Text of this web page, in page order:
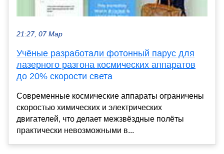
21:27, 07 Мар
Учёные разработали фотонный парус для
лазерного разгона космических аппаратов
до 20% скорости света
Современные космические аппараты ограничены
скоростью химических и электрических
двигателей, что делает межзвёздные полёты
практически невозможными в...